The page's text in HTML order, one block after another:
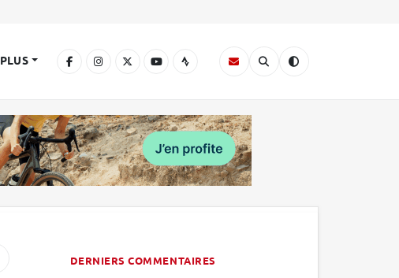
PLUS
DERNIERS COMMENTAIRES